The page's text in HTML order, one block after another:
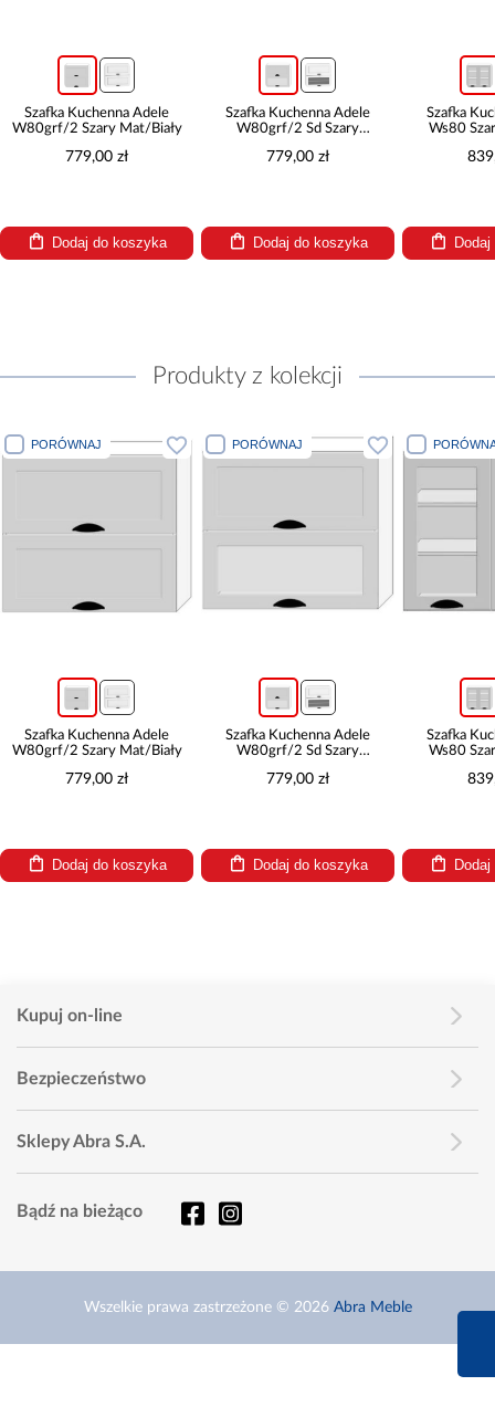
Szafka Kuchenna Adele
W80grf/2 Szary Mat/Biały
779,00 zł
Dodaj do koszyka
Szafka Kuchenna Adele
W80grf/2 Sd Szary
779,00 zł
Dodaj do koszyka
Szafka
Ws80
Produkty z kolekcji
PORÓWNAJ
Szafka Kuchenna Adele
W80grf/2 Szary Mat/Biały
779,00 zł
Dodaj do koszyka
PORÓWNAJ
Szafka Kuchenna Adele
W80grf/2 Sd Szary
779,00 zł
Dodaj do koszyka
Szafka
Ws80
Kupuj on-line
Bezpieczeństwo
Sklepy Abra S.A.
Bądź na bieżąco
Wszelkie prawa zastrzeżone © 2026 Abra Meble